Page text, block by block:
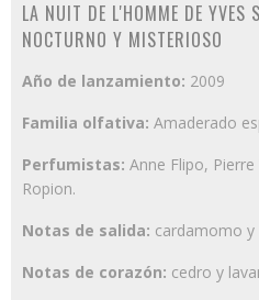
LA NUIT DE L'HOMME DE YVES
NOCTURNO Y MISTERIOSO
Año de lanzamiento: 2009
Familia olfativa: Amaderado
Perfumistas: Anne Flipo,
Ropion.
Notas de salida: cardamomo
Notas de corazón: cedro y